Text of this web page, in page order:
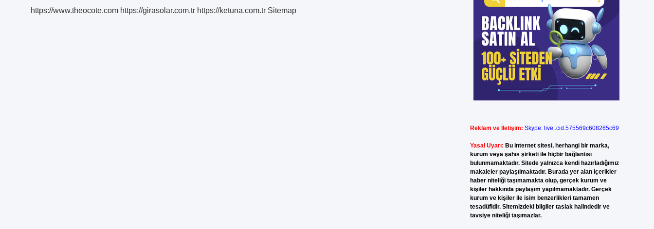
https://www.theocote.com https://girasolar.com.tr https://ketuna.com.tr Sitemap
Reklam ve İletişim: Skype: live:.cid.575569c608265c69
Yasal Uyarı: Bu internet sitesi, herhangi bir marka,
kurum veya şahıs şirketi ile hiçbir bağlantısı
bulunmamaktadır. Sitede yalnızca kendi hazırladığımız
makaleler paylaşılmaktadır. Burada yer alan içerikler
haber niteliği taşımamakta olup, gerçek kurum ve
kişiler hakkında paylaşım yapılmamaktadır. Gerçek
kurum ve kişiler ile isim benzerlikleri tamamen
tesadüfidir. Sitemizdeki bilgiler taslak halindedir ve
tavsiye niteliği taşımazlar.